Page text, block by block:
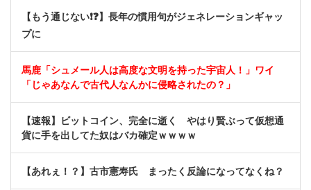
【もう通じない❗❓】長年の慣用句がジェネレーションギャッ
プに
馬鹿「シュメール人は高度な文明を持った宇宙人！」ワイ
「じゃあなんで古代人なんかに侵略されたの？」
【速報】ビットコイン、完全に逝く やはり賢ぶって仮想通
貨に手を出してた奴はバカ確定ｗｗｗｗ
【あれぇ！？】古市憲寿氏 まったく反論になってなくね？